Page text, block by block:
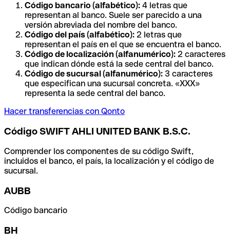
Código bancario (alfabético): 4 letras que
representan al banco. Suele ser parecido a una
versión abreviada del nombre del banco.
Código del país (alfabético): 2 letras que
representan el país en el que se encuentra el banco.
Código de localización (alfanumérico): 2 caracteres
que indican dónde está la sede central del banco.
Código de sucursal (alfanumérico): 3 caracteres
que especifican una sucursal concreta. «XXX»
representa la sede central del banco.
Hacer transferencias con Qonto
Código SWIFT AHLI UNITED BANK B.S.C.
Comprender los componentes de su código Swift,
incluidos el banco, el país, la localización y el código de
sucursal.
AUBB
Código bancario
BH